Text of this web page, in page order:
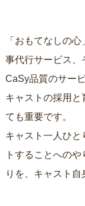
「おもてなしの
事代行サービス、
CaSy品質のサー
キャストの採用と
ても重要です。
キャスト一人ひと
トすることへの
りを、キャスト自